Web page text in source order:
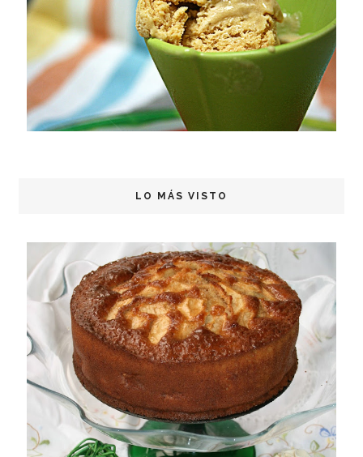
LO MÁS VISTO